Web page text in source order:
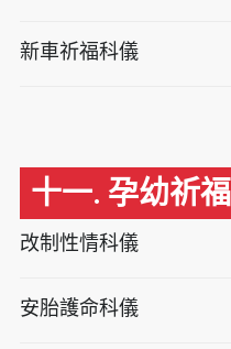
新車祈福科儀
十一. 孕幼祈
改制性情科儀
安胎護命科儀